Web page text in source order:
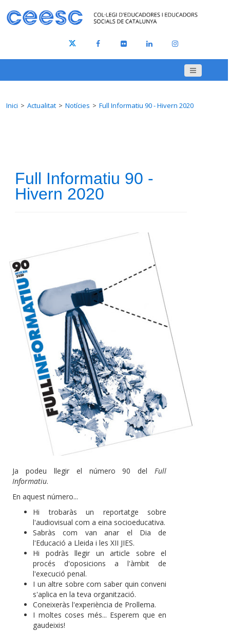
Inici Actualitat Notícies Full Informatiu 90 - Hivern 2020
Full Informatiu 90 -
Hivern 2020
Ja podeu llegir el número 90 delFull
Informatiu.
En aquest número...
Hi trobaràs un reportatge sobre
l'audiovisual com a eina socioeducativa.
Sabràs com van anar el Dia de
l'Educació a Lleida i les XII JIES.
Hi podràs llegir un article sobre el
procés d'oposicions a l'àmbit de
l'execució penal.
I un altre sobre com saber quin conveni
s'aplica en la teva organització.
Coneixeràs l'experiència de Prollema.
I moltes coses més... Esperem que en
gaudeixis!